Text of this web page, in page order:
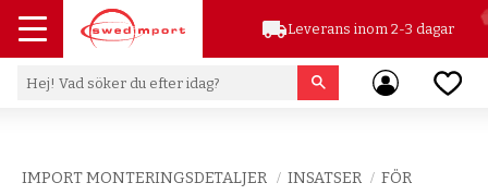
Meny
local_shippingLeverans inom 2-3 dagar
IMPORT MONTERINGSDETALJER INSATSER
FÖR